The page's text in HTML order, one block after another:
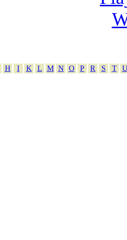
H I K L M N O P R S T